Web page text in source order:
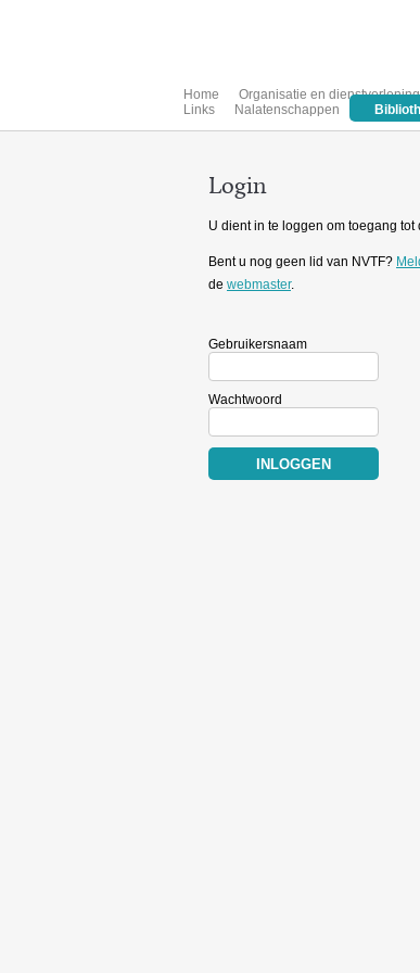
Home Organisatie en dienstverlening
Links
Nalatenschappen
Login
U dient in te loggen om toegang
Bent u nog geen lid van NVTF?
de webmaster.
Gebruikersnaam
Wachtwoord